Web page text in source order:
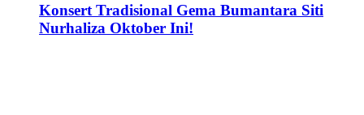
Konsert Tradisional Gema Bumantara Siti
Nurhaliza Oktober Ini!